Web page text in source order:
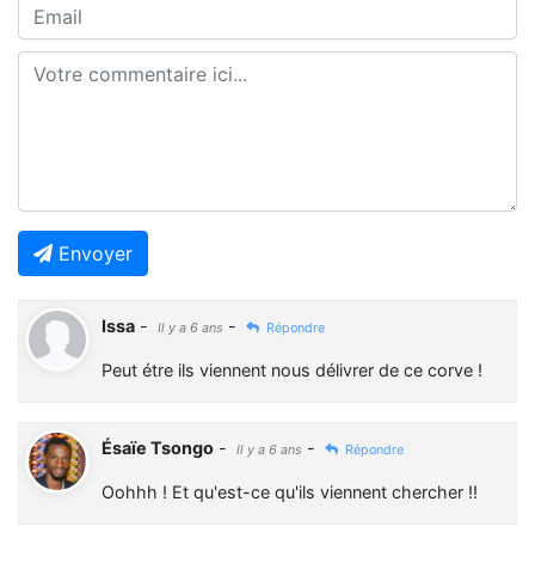
Envoyer
Issa - Il y a 6 ans - Répondre
Peut étre ils viennent nous délivrer de ce corve !
Ésaïe Tsongo - Il y a 6 ans - Répondre
Oohhh ! Et qu'est-ce qu'ils viennent chercher !!